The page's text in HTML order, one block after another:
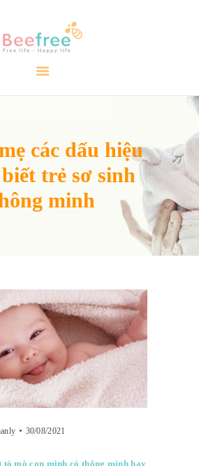
các dấu hiệu
trẻ sơ sinh
minh
CHỦ
30/08/2021
tò mò con mình có thông minh hay